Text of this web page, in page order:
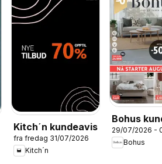
Kitch´n kundeavis
fra fredag 31/07/2026
Kitch´n
Bohus
29/07/2026 -
Bohus